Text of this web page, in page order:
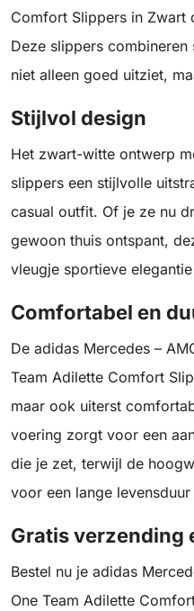
Comfort Slippers in Zwart
Deze slippers
niet alleen goed uitziet,
Stijlvol design
Het zwart-witte ontwerp
slippers een stijlvolle
casual outfit. Of je ze nu
gewoon thuis ontspant,
vleugje sportieve
Comfortabel en
De adidas Mercedes –
Team Adilette Comfort
maar ook uiterst
voering zorgt voor een
die je zet, terwijl de
voor een lange
Gratis verzending
Bestel nu je adidas
One Team Adilette